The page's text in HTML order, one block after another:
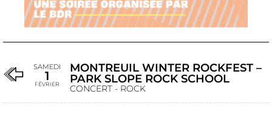
SAMEDI
1
FÉVRIER
MONTREUIL WINTER ROCKFEST –
PARK SLOPE ROCK SCHOOL
CONCERT - ROCK